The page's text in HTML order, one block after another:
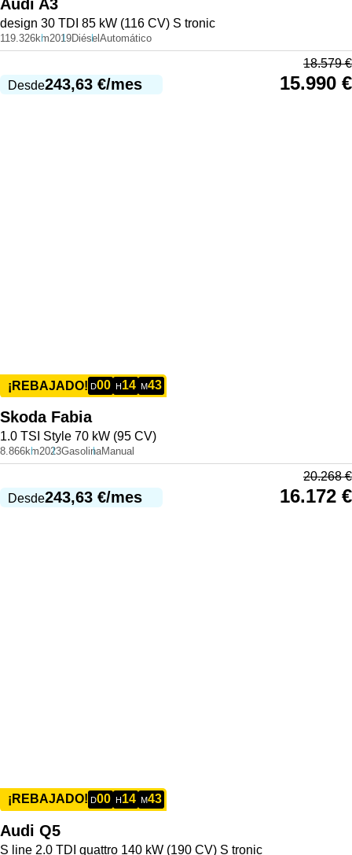
Audi A3
design 30 TDI 85 kW (116 CV) S tronic
119.326km2019Diésel Automático
Desde243,63 €/mes
18.579€
15.990 €
¡REBAJADO! D00 H 14 M43
Skoda Fabia
1.0 TSI Style 70 kW (95 CV)
8.866km2023GasolinaManual
Desde243,63 €/mes
20.268€
16.172 €
¡REBAJADO! D00 H14 M43
Audi Q5
S line 2.0 TDI quattro 140 kW (190 CV) S tronic